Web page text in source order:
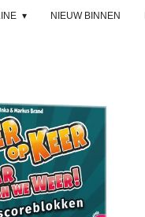
NIEUW BINNEN